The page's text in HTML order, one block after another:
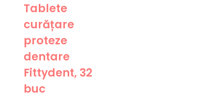
Tablete
curățare
proteze
dentare
Fittydent, 32
buc